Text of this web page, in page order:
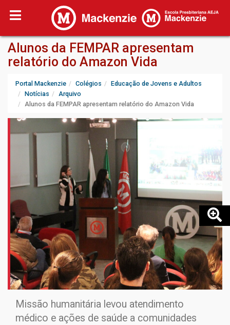
Alunos da FEMPAR apresentam
relatório do Amazon Vida
Portal Mackenzie Colégios
Educação de Jovens e Adultos
Notícias
Arquivo
Alunos da FEMPAR apresentam relatório do Amazon Vida
Missão humanitária levou atendimento
médico e ações de saúde a comunidades